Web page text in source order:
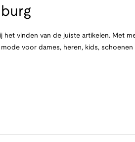
het vinden van de juiste artikelen. Met
voor dames, heren, kids,